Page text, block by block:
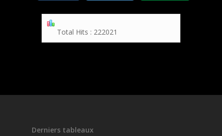
Total Hits : 222021
Derniers tableaux